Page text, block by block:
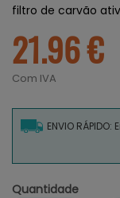
filtro de carvão
21.96 €
Com IVA
ENVIO
Quantidade